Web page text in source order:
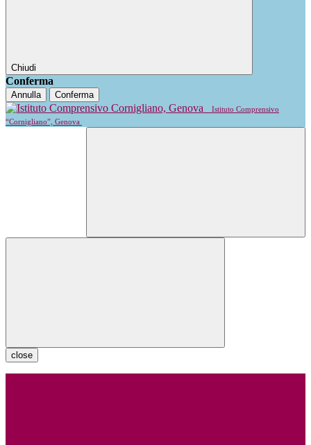
Chiudi
Conferma
Annulla Conferma
Istituto Comprensivo
“Cornigliano”, Genova
close